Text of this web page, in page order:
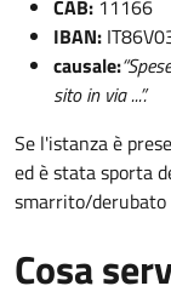
CAB: 11166
IBAN:
causale:
sito in via ...”.
Se l'istanza è
ed è stata sporta
smarrito/derubato
Cosa